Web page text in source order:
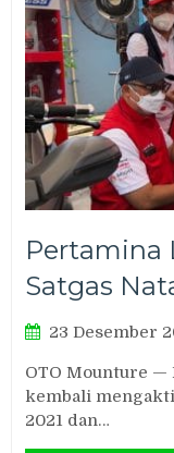
Pertamina
Satgas
23 Desember
OTO Mounture —
kembali
2021 dan…